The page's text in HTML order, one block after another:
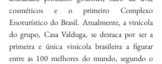
cosméticos e o primeiro Complexo
Enoturístico do Brasil. Atualmente, a vinícola
do grupo, Casa Valduga, se destaca por ser a
primeira e única vinícola brasileira a figurar
entre as 100 melhores do mundo, segundo o